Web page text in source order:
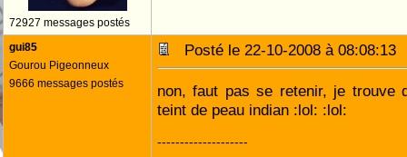
72927 messages postés
gui85
Gourou Pigeonneux
9666 messages postés
Posté le 22-10-2008 à
non, faut pas se retenir, je trouve
teint de peau indian :lol: :lol:
--------------------